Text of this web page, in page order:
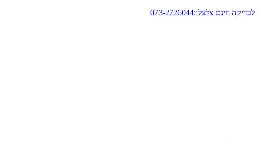
דלג
לבדיקה חינם צלצלו:073-2726044